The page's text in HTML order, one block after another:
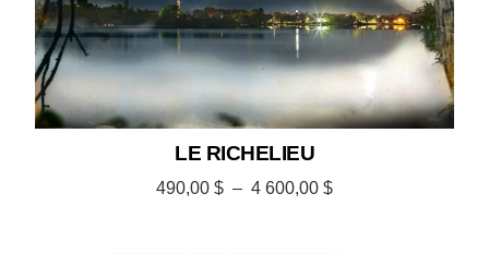
LE RICHELIEU
490,00 $ – 4 600,00 $